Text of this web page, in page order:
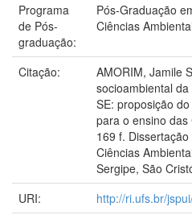
Programa
de Pós-
graduação:
Pós-Graduação
Ciências
Citação:
AMORIM, Jamile
socioambiental
SE: proposição
para o ensino das
169 f.
Ciências
Sergipe, São
URI:
http://ri.ufs.br/